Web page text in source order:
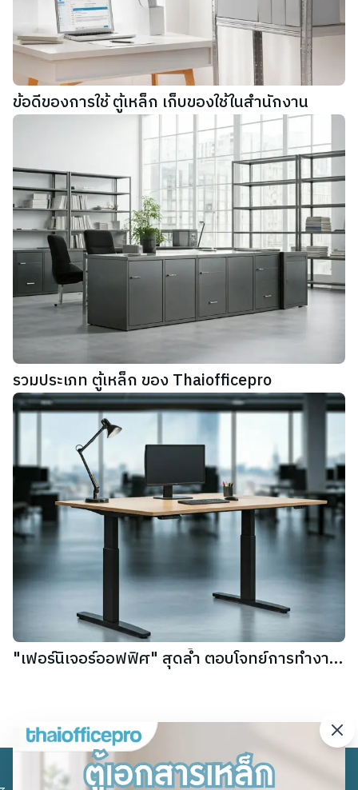
ข้อดีของการใช้ ตู้เหล็ก เก็บของใช้ในสำนักงาน
รวมประเภท ตู้เหล็ก ของ Thaiofficepro
"เฟอร์นิเจอร์ออฟฟิศ" สุดล้ำ ตอบโจทย์การทำงาน